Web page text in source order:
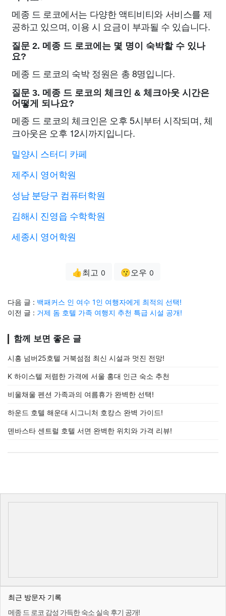
메종 드 로코에서는 다양한 액티비티와 서비스를 제
공하고 있으며, 이용 시 요금이 부과될 수 있습니다.
질문 2. 메종 드 로코에는 몇 명이 숙박할 수 있나
요?
메종 드 로코의 숙박 정원은 총 8명입니다.
질문 3. 메종 드 로코의 체크인 & 체크아웃 시간은
어떻게 되나요?
메종 드 로코의 체크인은 오후 5시부터 시작되며, 체
크아웃은 오후 12시까지입니다.
밀양시 스터디 카페
제주시 영어학원
성남 분당구 컴퓨터학원
김해시 진영읍 수학학원
세종시 영어학원
👍최고 0 😗오우 0
다음 글 : 백패커스 인 여수 1인 여행자에게 최적의 선택!
이전 글 : 거제 돔 호텔 가족 여행지 추천 특급 시설 공개!
함께 보면 좋은 글
시흥 넘버25호텔 거북섬점 최신 시설과 멋진 전망!
K 하이스텔 저렴한 가격에 서울 홍대 인근 숙소 추천
비울채울 펜션 가족과의 여름휴가 완벽한 선택!
하운드 호텔 해운대 시그니처 호캉스 완벽 가이드!
덴바스타 센트럴 호텔 서면 완벽한 위치와 가격 리뷰!
최근 방문자 기록
메종 드 로코 감성 가득한 숙소 실속 후기 공개!